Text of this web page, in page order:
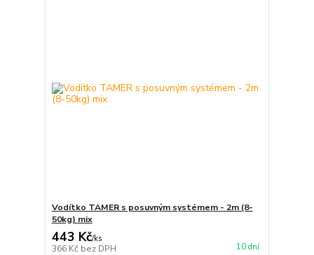
Vodítko TAMER s posuvným systémem - 2m (8-
50kg) mix
443 Kč/ks
366 Kč bez DPH 10 dní